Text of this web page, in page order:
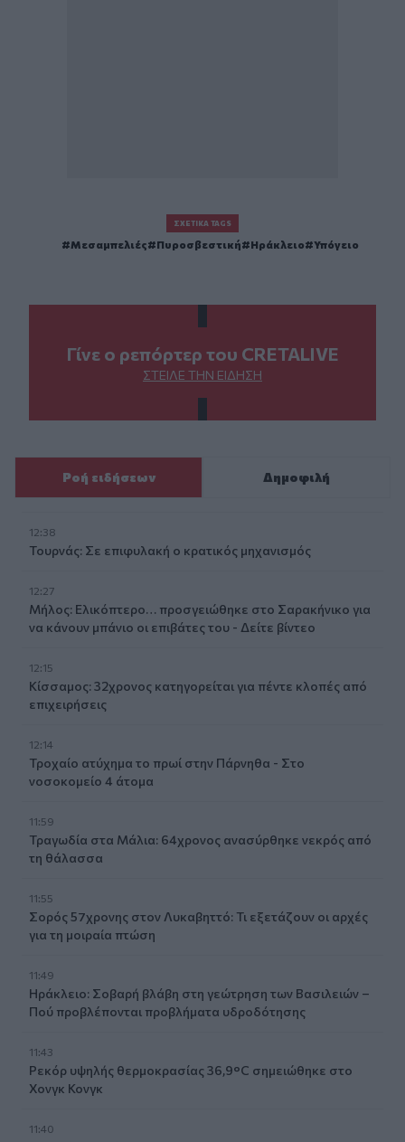
ΣΧΕΤΙΚΆ TAGS
Μεσαμπελιές Πυροσβεστική Ηράκλειο Υπόγειο
Γίνε ο ρεπόρτερ του CRETALIVE
ΣΤΕΊΛΕ ΤΗΝ ΕΊΔΗΣΗ
Ροή ειδήσεων Δημοφιλή
12:38
Τουρνάς: Σε επιφυλακή ο κρατικός μηχανισμός
12:27
Μήλος: Ελικόπτερο… προσγειώθηκε στο Σαρακήνικο για
να κάνουν μπάνιο οι επιβάτες του - Δείτε βίντεο
12:15
Κίσσαμος: 32χρονος κατηγορείται για πέντε κλοπές από
επιχειρήσεις
12:14
Τροχαίο ατύχημα το πρωί στην Πάρνηθα - Στο
νοσοκομείο 4 άτομα
11:59
Τραγωδία στα Μάλια: 64χρονος ανασύρθηκε νεκρός από
τη θάλασσα
11:55
Σορός 57χρονης στον Λυκαβηττό: Τι εξετάζουν οι αρχές
για τη μοιραία πτώση
11:49
Ηράκλειο: Σοβαρή βλάβη στη γεώτρηση των Βασιλειών –
Πού προβλέπονται προβλήματα υδροδότησης
11:43
Ρεκόρ υψηλής θερμοκρασίας 36,9°C σημειώθηκε στο
Χονγκ Κονγκ
11:40